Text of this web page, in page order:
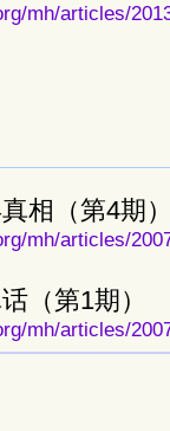
mh/articles/
相（第4期
mh/articles/
（第1期）
mh/articles/